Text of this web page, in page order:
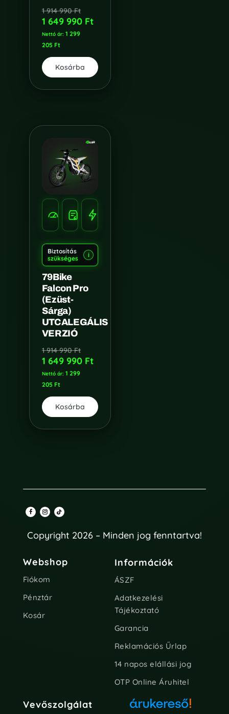
1 914 990Ft
1 649 990 Ft
Nettó ár: 1 299
205 Ft
Kosárba
KM/H
HATÓTÁV
Biztosítás
szükséges
i
79Bike
Falcon Pro
(Ezüst-
Sárga)
UTCALEGÁLIS
VERZIÓ
1 914 990Ft
1 649 990 Ft
Nettó ár: 1 299
205 Ft
Kosárba
Copyright 2026 – Minden jog fenntartva!
Webshop
Fiókom
Pénztár
Kosár
Információk
ÁSZF
Adatkezelési
Tájékoztató
Garancia
Reklamációs Űrlap
14 napos elállási jog
OTP Online Áruhitel
Vevőszolgálat